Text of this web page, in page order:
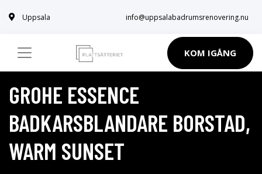
Uppsala info@uppsalabadrumsrenovering.nu
KOM IGÅNG
GROHE ESSENCE
BADKARSBLANDARE BORSTAD,
WARM SUNSET